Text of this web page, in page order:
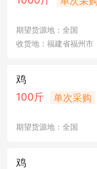
期望货源地：全国
收货地：福建省福州市
鸡
100斤 单次采购
期望货源地：全国
鸡